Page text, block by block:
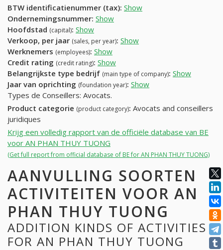
BTW identificatienummer (tax): Show
Ondernemingsnummer: Show
Hoofdstad (capital): Show
Verkoop, per jaar (sales, per year): Show
Werknemers (employees): Show
Credit rating (credit rating): Show
Belangrijkste type bedrijf (main type of company): Show
Jaar van oprichting (foundation year): Show
Types de Conseillers: Avocats.
Product categorie (product category): Avocats and conseillers
juridiques
Krijg een volledig rapport van de officiële database van BE
voor AN PHAN THUY TUONG
(Get full report from official database of BE for AN PHAN THUY TUONG)
AANVULLING SOORTEN
ACTIVITEITEN VOOR AN
PHAN THUY TUONG
ADDITION KINDS OF ACTIVITIES
FOR AN PHAN THUY TUONG